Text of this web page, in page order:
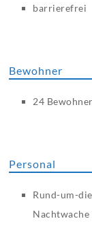
barrierefrei
Bewohner
24
Personal
Rund-um-
Nachtwache